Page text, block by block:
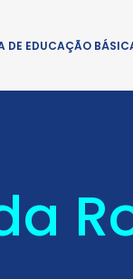
DE EDUCAÇÃO